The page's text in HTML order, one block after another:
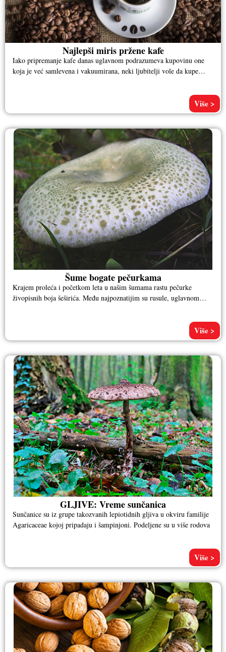
Najlepši miris pržene kafe
Iako pripremanje kafe danas uglavnom podrazumeva kupovinu one
koja je već samlevena i vakuumirana, neki ljubitelji vole da kupe
Više >
Šume bogate pečurkama
Krajem proleća i početkom leta u našim šumama rastu pečurke
živopisnih boja šeširića. Među najpoznatijim su rusule, uglavnom
Više >
GLJIVE: Vreme sunčanica
Sunčanice su iz grupe takozvanih lepiotidnih gljiva u okviru familije
Agaricaceae kojoj pripadaju i šampinjoni. Podeljene su u više rodova
Više >